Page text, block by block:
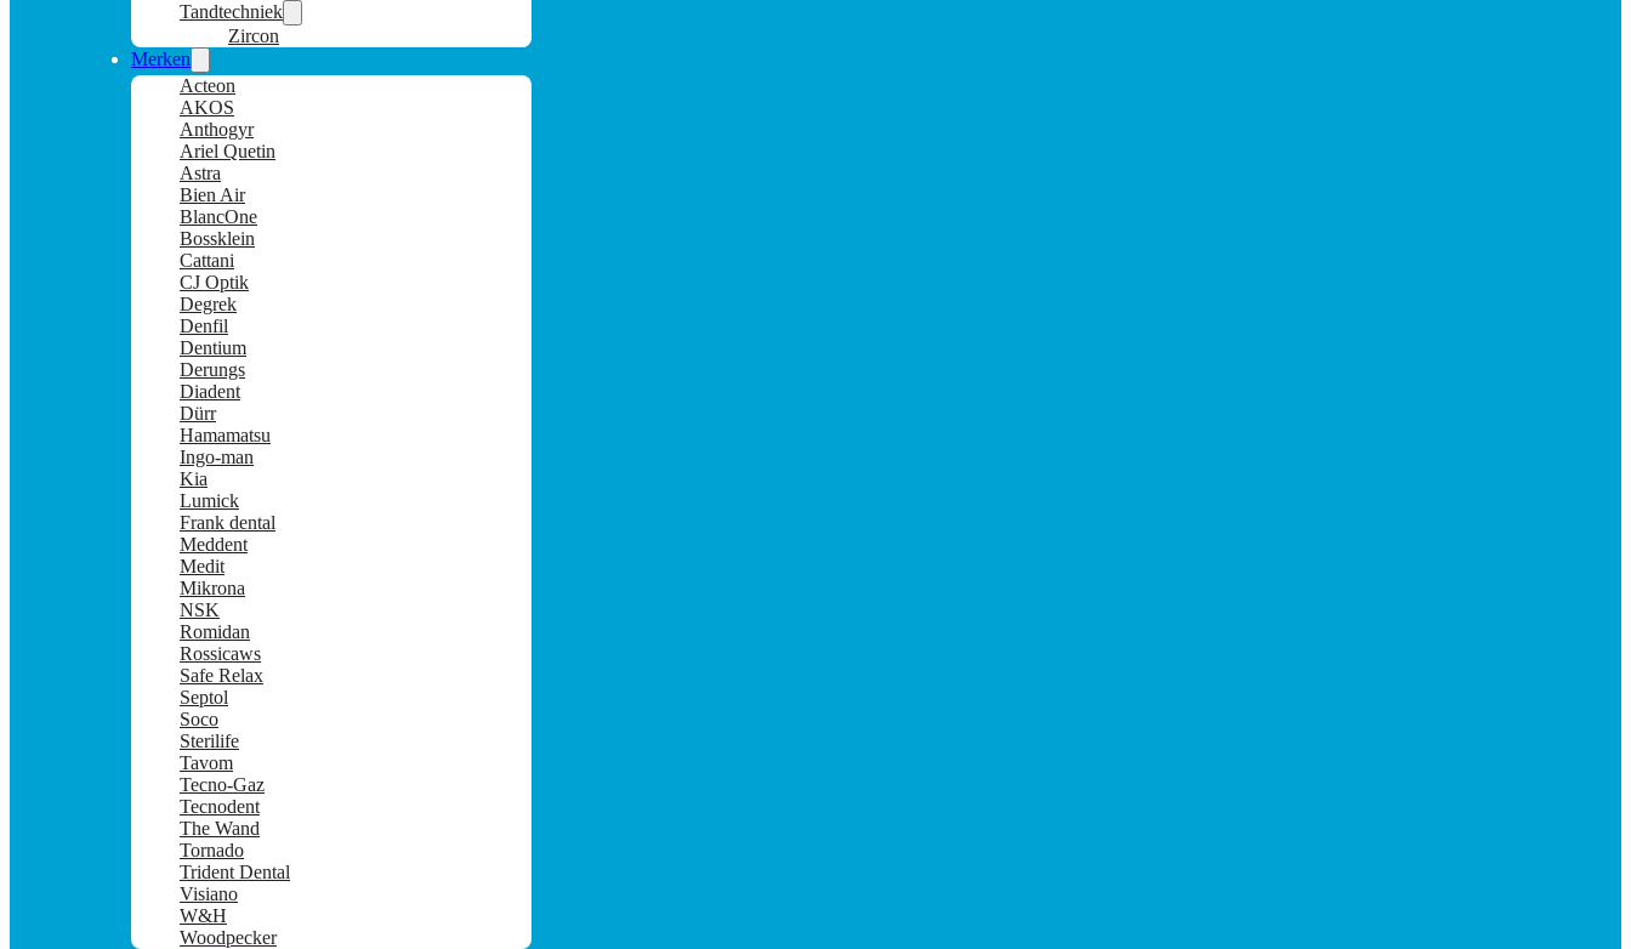
Tandtechniek
Zircon
Merken
Acteon
AKOS
Anthogyr
Ariel Quetin
Astra
Bien Air
BlancOne
Bossklein
Cattani
CJ Optik
Degrek
Denfil
Dentium
Derungs
Diadent
Dürr
Hamamatsu
Ingo-man
Kia
Lumick
Frank dental
Meddent
Medit
Mikrona
NSK
Romidan
Rossicaws
Safe Relax
Septol
Soco
Sterilife
Tavom
Tecno-Gaz
Tecnodent
The Wand
Tornado
Trident Dental
Visiano
W&H
Woodpecker